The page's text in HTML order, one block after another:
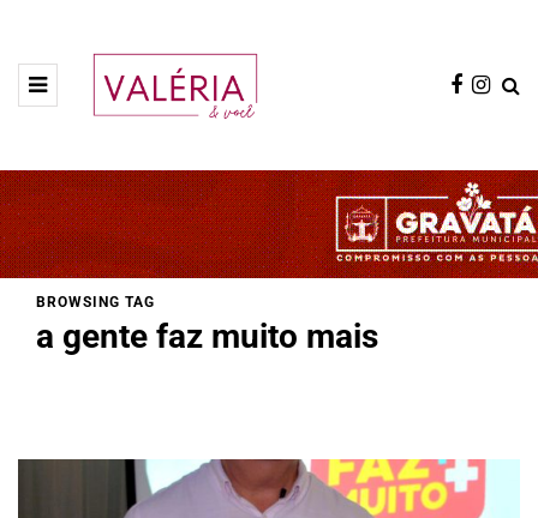
BROWSING TAG
a gente faz muito mais